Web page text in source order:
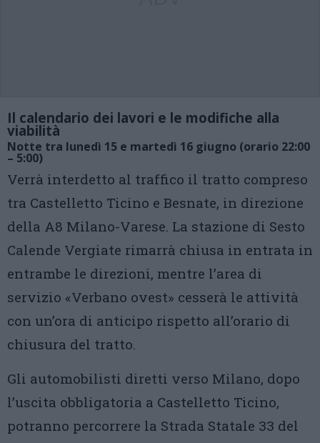
Il calendario dei lavori e le modifiche alla
viabilità
Notte tra lunedì 15 e martedì 16 giugno (orario 22:00
– 5:00)
Verrà interdetto al traffico il tratto compreso
tra Castelletto Ticino e Besnate, in direzione
della A8 Milano-Varese. La stazione di Sesto
Calende Vergiate rimarrà chiusa in entrata in
entrambe le direzioni, mentre l’area di
servizio «Verbano ovest» cesserà le attività
con un’ora di anticipo rispetto all’orario di
chiusura del tratto.
Gli automobilisti diretti verso Milano, dopo
l’uscita obbligatoria a Castelletto Ticino,
potranno percorrere la Strada Statale 33 del